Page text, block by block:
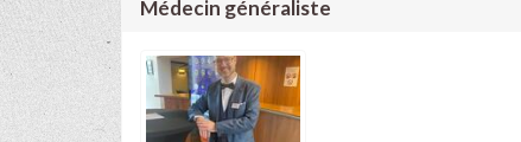
Médecin généraliste